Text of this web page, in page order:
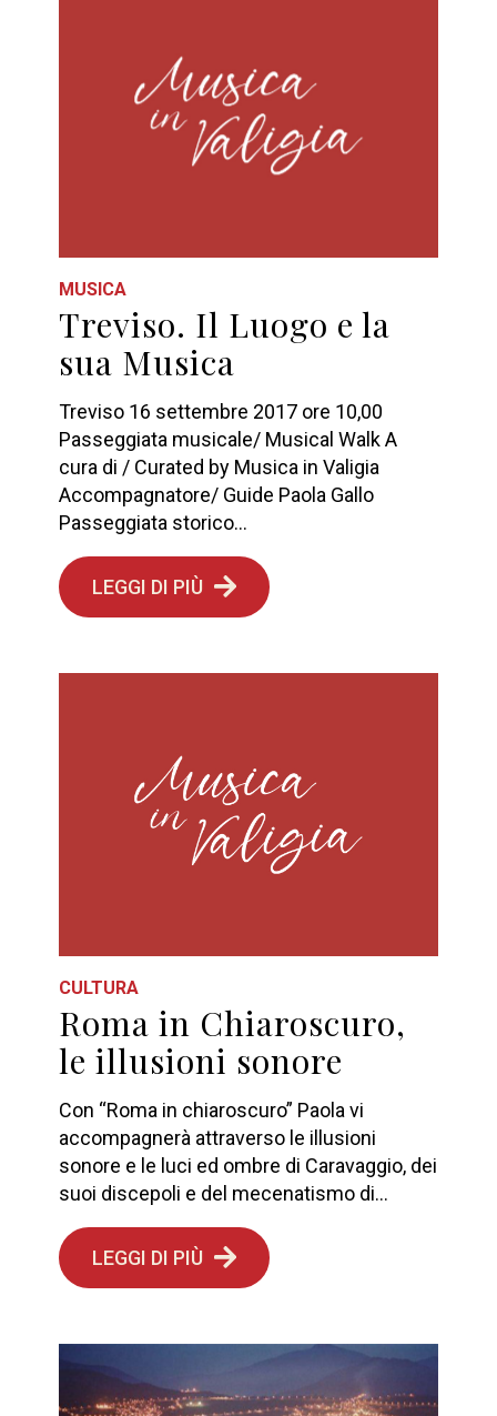
MUSICA
Treviso. Il Luogo e la
sua Musica
Treviso 16 settembre 2017 ore 10,00
Passeggiata musicale/ Musical Walk A
cura di / Curated by Musica in Valigia
Accompagnatore/ Guide Paola Gallo
Passeggiata storico...
LEGGI DI PIÙ
CULTURA
Roma in Chiaroscuro,
le illusioni sonore
Con “Roma in chiaroscuro” Paola vi
accompagnerà attraverso le illusioni
sonore e le luci ed ombre di Caravaggio, dei
suoi discepoli e del mecenatismo di...
LEGGI DI PIÙ